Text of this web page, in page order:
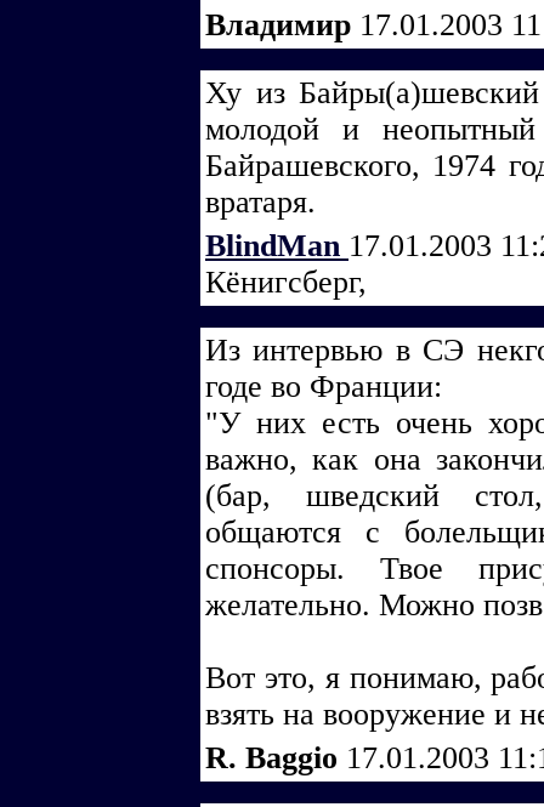
Владимир 17.01.2003
Ху из
молодой и
Байрашевского, 1974
вратаря.
BlindMan 17.01.2003
Кёнигсберг,
Из интервью в СЭ
годе во Франции:
"У них есть очень
важно, как она
(бар, шведский
общаются с
спонсоры. Твое
желательно. Можно
Вот это, я понимаю,
взять на вооружение и
R. Baggio 17.01.2003